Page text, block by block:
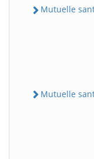
Mutuelle
Mutuelle